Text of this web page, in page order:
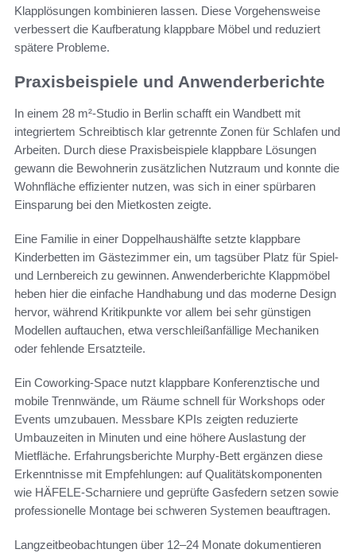
Klapplösungen kombinieren lassen. Diese Vorgehensweise
verbessert die Kaufberatung klappbare Möbel und reduziert
spätere Probleme.
Praxisbeispiele und Anwenderberichte
In einem 28 m²-Studio in Berlin schafft ein Wandbett mit
integriertem Schreibtisch klar getrennte Zonen für Schlafen und
Arbeiten. Durch diese Praxisbeispiele klappbare Lösungen
gewann die Bewohnerin zusätzlichen Nutzraum und konnte die
Wohnfläche effizienter nutzen, was sich in einer spürbaren
Einsparung bei den Mietkosten zeigte.
Eine Familie in einer Doppelhaushälfte setzte klappbare
Kinderbetten im Gästezimmer ein, um tagsüber Platz für Spiel-
und Lernbereich zu gewinnen. Anwenderberichte Klappmöbel
heben hier die einfache Handhabung und das moderne Design
hervor, während Kritikpunkte vor allem bei sehr günstigen
Modellen auftauchen, etwa verschleißanfällige Mechaniken
oder fehlende Ersatzteile.
Ein Coworking-Space nutzt klappbare Konferenztische und
mobile Trennwände, um Räume schnell für Workshops oder
Events umzubauen. Messbare KPIs zeigten reduzierte
Umbauzeiten in Minuten und eine höhere Auslastung der
Mietfläche. Erfahrungsberichte Murphy-Bett ergänzen diese
Erkenntnisse mit Empfehlungen: auf Qualitätskomponenten
wie HÄFELE-Scharniere und geprüfte Gasfedern setzen sowie
professionelle Montage bei schweren Systemen beauftragen.
Langzeitbeobachtungen über 12–24 Monate dokumentieren